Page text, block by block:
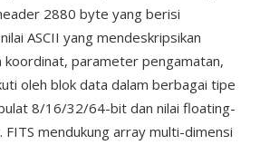
2880 byte yang berisi
ASCII yang mendeskripsikan
parameter pengamatan,
oleh blok data dalam berbagai tipe
8/16/32/64-bit dan nilai floating-
mendukung array multi-dimensi